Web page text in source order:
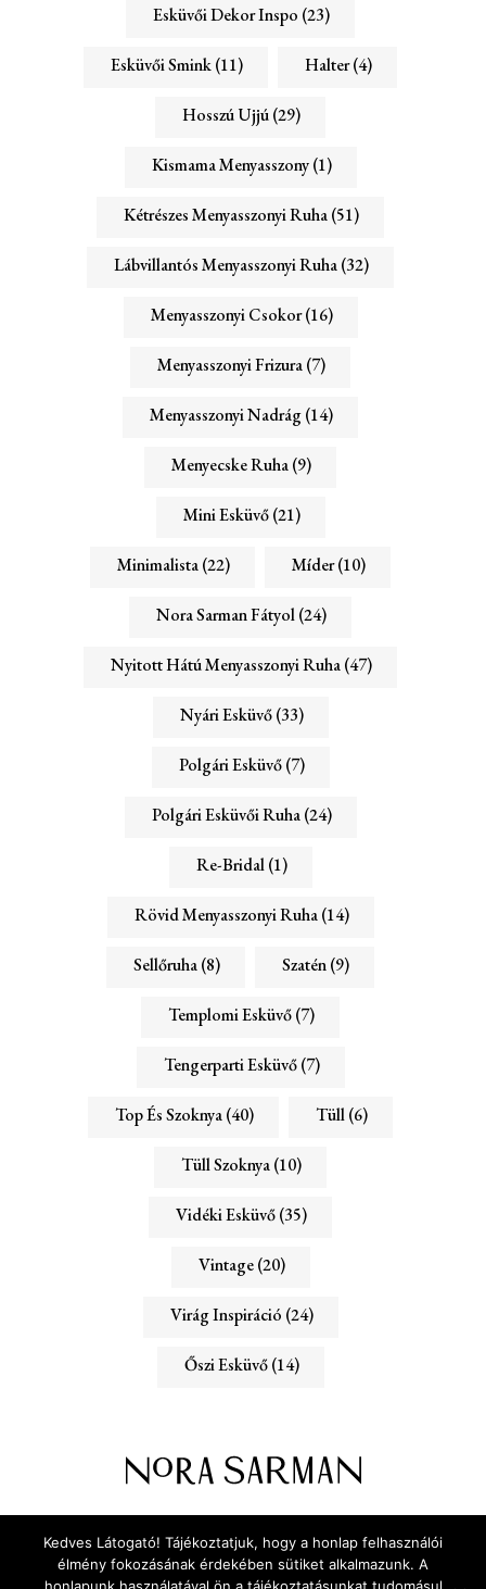
Esküvői Dekor Inspo (23)
Esküvői Smink(11) Halter(4)
Hosszú Ujjú(29)
Kismama Menyasszony(1)
Kétrészes Menyasszonyi Ruha(51)
Lábvillantós Menyasszonyi Ruha(32)
Menyasszonyi Csokor(16)
Menyasszonyi Frizura(7)
Menyasszonyi Nadrág(14)
Menyecske Ruha(9)
Mini Esküvő(21)
Minimalista(22) Míder(10)
Nora Sarman Fátyol(24)
Nyitott Hátú Menyasszonyi Ruha(47)
Nyári Esküvő(33)
Polgári Esküvő(7)
Polgári Esküvői Ruha(24)
Re-Bridal(1)
Rövid Menyasszonyi Ruha(14)
Sellőruha(8) Szatén(9)
Templomi Esküvő(7)
Tengerparti Esküvő(7)
Top És Szoknya(40) Tüll(6)
Tüll Szoknya(10)
Vidéki Esküvő(35)
Vintage(20)
Virág Inspiráció (24)
Őszi Esküvő(14)
KAPCSOLAT
Kedves Látogató! Tájékoztatjuk, hogy a honlap felhasználói
élmény fokozásának érdekében sütiket alkalmazunk. A